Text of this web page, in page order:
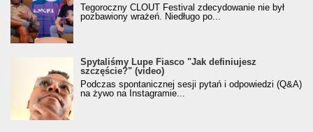
Tegoroczny CLOUT Festival zdecydowanie nie był
pozbawiony wrażeń. Niedługo po...
Spytaliśmy Lupe Fiasco "Jak definiujesz
szczęście?" (video)
Podczas spontanicznej sesji pytań i odpowiedzi (Q&A)
na żywo na Instagramie...